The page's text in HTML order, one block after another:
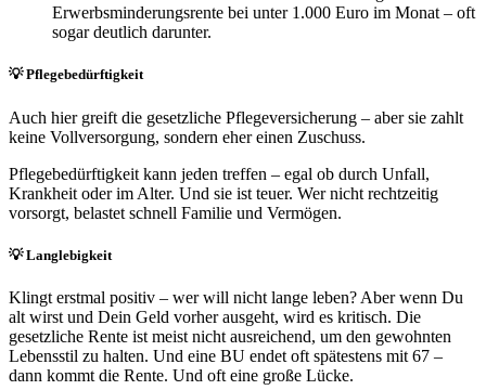
Erwerbsminderungsrente bei unter 1.000 Euro im Monat – oft
sogar deutlich darunter.
💡 Pflegebedürftigkeit
Auch hier greift die gesetzliche Pflegeversicherung – aber sie zahlt
keine Vollversorgung, sondern eher einen Zuschuss.
Pflegebedürftigkeit kann jeden treffen – egal ob durch Unfall,
Krankheit oder im Alter. Und sie ist teuer. Wer nicht rechtzeitig
vorsorgt, belastet schnell Familie und Vermögen.
💡 Langlebigkeit
Klingt erstmal positiv – wer will nicht lange leben? Aber wenn Du
alt wirst und Dein Geld vorher ausgeht, wird es kritisch. Die
gesetzliche Rente ist meist nicht ausreichend, um den gewohnten
Lebensstil zu halten. Und eine BU endet oft spätestens mit 67 –
dann kommt die Rente. Und oft eine große Lücke.